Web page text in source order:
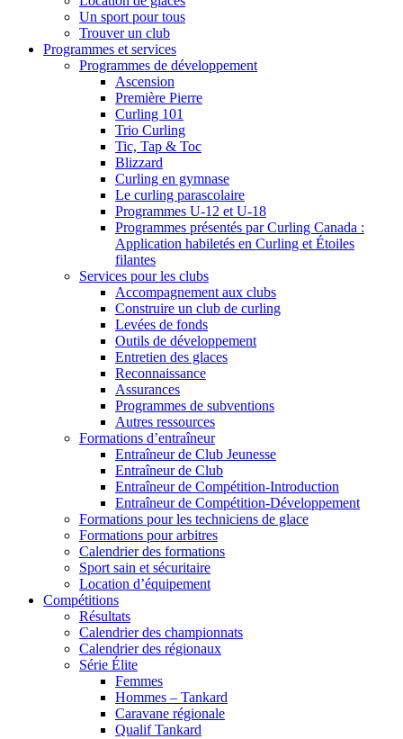
Un sport pour tous
Trouver un club
Programmes et services
Programmes de développement
Ascension
Première Pierre
Curling 101
Trio Curling
Tic, Tap & Toc
Blizzard
Curling en gymnase
Le curling parascolaire
Programmes U-12 et U-18
Programmes présentés par Curling Canada :
Application habiletés en Curling et Étoiles
filantes
Services pour les clubs
Accompagnement aux clubs
Construire un club de curling
Levées de fonds
Outils de développement
Entretien des glaces
Reconnaissance
Assurances
Programmes de subventions
Autres ressources
Formations d’entraîneur
Entraîneur de Club Jeunesse
Entraîneur de Club
Entraîneur de Compétition-Introduction
Entraîneur de Compétition-Développement
Formations pour les techniciens de glace
Formations pour arbitres
Calendrier des formations
Sport sain et sécuritaire
Location d’équipement
Compétitions
Résultats
Calendrier des championnats
Calendrier des régionaux
Série Élite
Femmes
Hommes – Tankard
Caravane régionale
Qualif Tankard